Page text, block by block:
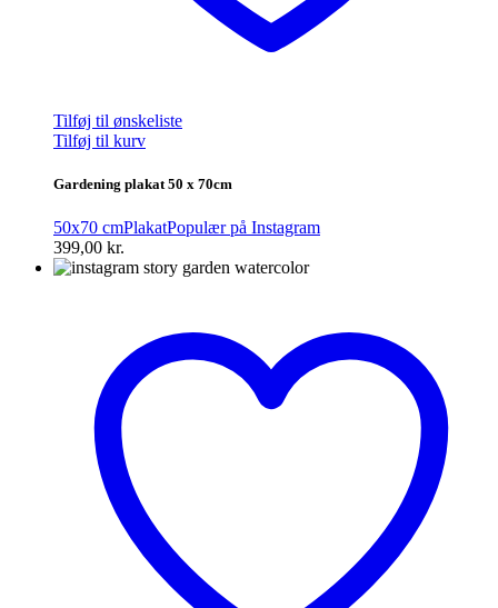
Tilføj til ønskeliste
Tilføj til kurv
Gardening plakat 50 x 70cm
50x70 cmPlakatPopulær på Instagram
399,00 kr.